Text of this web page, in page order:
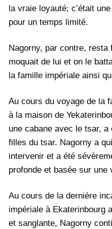
la vraie loyauté; c’était
pour un temps limité.
Nagorny, par contre, resta
moquait de lui et on le
la famille impériale ainsi
Au cours du voyage de la
à la maison de
une cabane avec le tsar,
filles du tsar. Nagorny a
intervenir et a été
profonde et basée sur une
Au cours de la dernière
impériale à Ekaterinbourg
et sanglante, Nagorny